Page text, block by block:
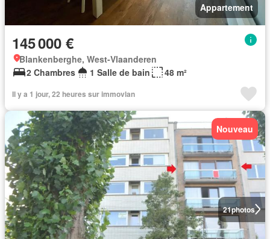
Appartement
145 000 €
Blankenberghe, West-Vlaanderen
2 Chambres
1 Salle de bain 48 m²
Il y a 1 jour, 22 heures sur immovlan
21photos
Nouveau